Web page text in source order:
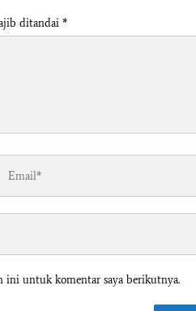
ditandai *
ini untuk komentar saya berikutnya.